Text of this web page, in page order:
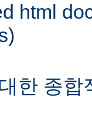
html
한 종합